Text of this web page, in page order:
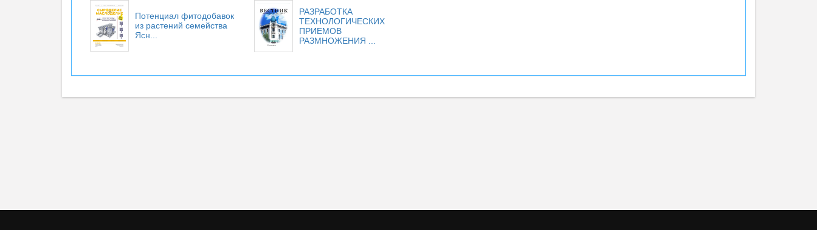
Потенциал фитодобавок
из растений семейства
Ясн...
РАЗРАБОТКА
ТЕХНОЛОГИЧЕСКИХ
ПРИЕМОВ
РАЗМНОЖЕНИЯ ...